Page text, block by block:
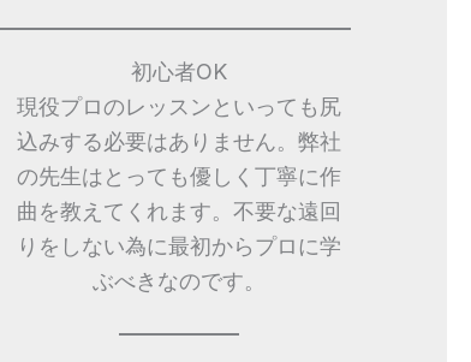
初心者OK
現役プロのレッスンといっても尻
込みする必要はありません。弊社
の先生はとっても優しく丁寧に作
曲を教えてくれます。不要な遠回
りをしない為に最初からプロに学
ぶべきなのです。